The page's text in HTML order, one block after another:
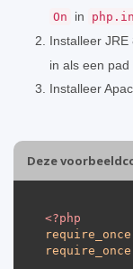
On in
Installeer JRE
in als een pad
Installeer
Deze
<?php
require_once
require_once